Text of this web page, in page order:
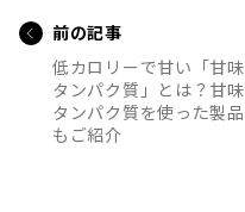
前の記事
低カロリーで甘い「甘味
タンパク質」とは？甘味
タンパク質を使った製品
もご紹介